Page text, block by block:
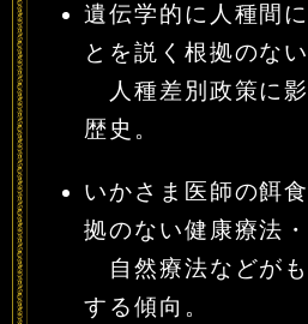
遺伝学的に人種間
とを説く根拠のない
人種差別政策に
歴史。
いかさま医師の餌
拠のない健康療法・
自然療法などが
する傾向。